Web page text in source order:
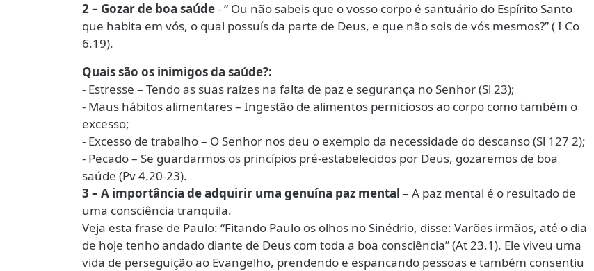
2 – Gozar de boa saúde- “ Ou não sabeis que o vosso corpo é santuário do Espírito Santo
que habita em vós, o qual possuís da parte de Deus, e que não sois de vós mesmos?” ( I Co
6.19).
Quais são os inimigos da saúde?:
- Estresse – Tendo as suas raízes na falta de paz e segurança no Senhor (Sl 23);
- Maus hábitos alimentares – Ingestão de alimentos perniciosos ao corpo como também o
excesso;
- Excesso de trabalho – O Senhor nos deu o exemplo da necessidade do descanso (Sl 127 2);
- Pecado – Se guardarmos os princípios pré-estabelecidos por Deus, gozaremos de boa
saúde (Pv 4.20-23).
3 – A importância de adquirir uma genuína paz mental – A paz mental é o resultado de
uma consciência tranquila.
Veja esta frase de Paulo: “Fitando Paulo os olhos no Sinédrio, disse: Varões irmãos, até o dia
de hoje tenho andado diante de Deus com toda a boa consciência” (At 23.1). Ele viveu uma
vida de perseguição ao Evangelho, prendendo e espancando pessoas e também consentiu